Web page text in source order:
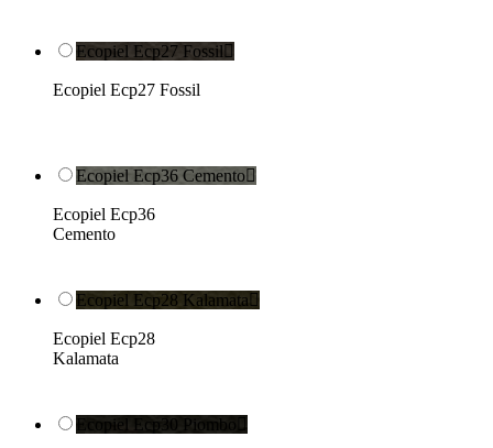
Ecopiel Ecp27 Fossil
Ecopiel Ecp27 Fossil
Ecopiel Ecp36 Cemento
Ecopiel Ecp36
Cemento
Ecopiel Ecp28 Kalamata
Ecopiel Ecp28
Kalamata
Ecopiel Ecp30 Piombo 